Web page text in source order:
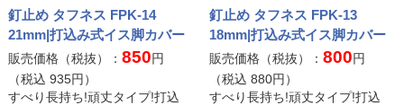
釘止め タフネス FPK-14
21mm|打込み式イス脚カバー
販売価格（税抜）： 850円
（税込 935円）
すべり長持ち!頑丈タイプ!打込
釘止め タフネス FPK-13
18mm|打込み式イス脚カバー
販売価格（税抜）：800円
（税込880円）
すべり長持ち!頑丈タイプ!打込